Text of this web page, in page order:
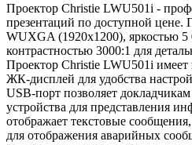
Проектор Christie LWU501i -
презентаций по доступной цене.
WUXGA (1920х1200), яркостью
контрастностью 3000:1 для
Проектор Christie LWU501i
ЖК-дисплей для удобства
USB-порт позволяет
устройства для представления
отображает текстовые
для отображения аварийных